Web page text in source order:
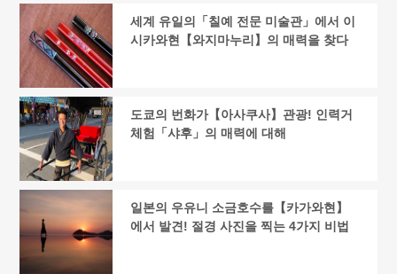
세계 유일의「칠예 전문 미술관」에서 이
시카와현【와지마누리】의 매력을 찾다
도쿄의 번화가【아사쿠사】관광! 인력거
체험「샤후」의 매력에 대해
일본의 우유니 소금호수를【카가와현】
에서 발견! 절경 사진을 찍는 4가지 비법